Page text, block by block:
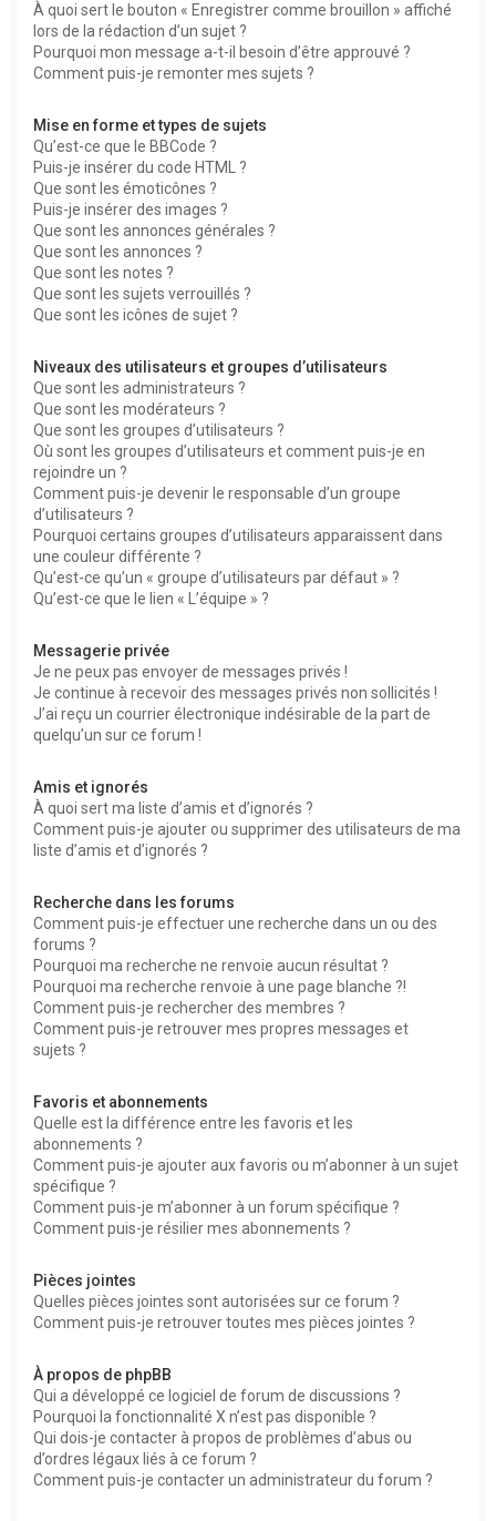
À quoi sert le bouton « Enregistrer comme brouillon » affiché
lors de la rédaction d’un sujet ?
Pourquoi mon message a-t-il besoin d’être approuvé ?
Comment puis-je remonter mes sujets ?
Mise en forme et types de sujets
Qu’est-ce que le BBCode ?
Puis-je insérer du code HTML ?
Que sont les émoticônes ?
Puis-je insérer des images ?
Que sont les annonces générales ?
Que sont les annonces ?
Que sont les notes ?
Que sont les sujets verrouillés ?
Que sont les icônes de sujet ?
Niveaux des utilisateurs et groupes d’utilisateurs
Que sont les administrateurs ?
Que sont les modérateurs ?
Que sont les groupes d’utilisateurs ?
Où sont les groupes d’utilisateurs et comment puis-je en
rejoindre un ?
Comment puis-je devenir le responsable d’un groupe
d’utilisateurs ?
Pourquoi certains groupes d’utilisateurs apparaissent dans
une couleur différente ?
Qu’est-ce qu’un « groupe d’utilisateurs par défaut » ?
Qu’est-ce que le lien « L’équipe » ?
Messagerie privée
Je ne peux pas envoyer de messages privés !
Je continue à recevoir des messages privés non sollicités !
J’ai reçu un courrier électronique indésirable de la part de
quelqu’un sur ce forum !
Amis et ignorés
À quoi sert ma liste d’amis et d’ignorés ?
Comment puis-je ajouter ou supprimer des utilisateurs de ma
liste d’amis et d’ignorés ?
Recherche dans les forums
Comment puis-je effectuer une recherche dans un ou des
forums ?
Pourquoi ma recherche ne renvoie aucun résultat ?
Pourquoi ma recherche renvoie à une page blanche ?!
Comment puis-je rechercher des membres ?
Comment puis-je retrouver mes propres messages et
sujets ?
Favoris et abonnements
Quelle est la différence entre les favoris et les
abonnements ?
Comment puis-je ajouter aux favoris ou m’abonner à un sujet
spécifique ?
Comment puis-je m’abonner à un forum spécifique ?
Comment puis-je résilier mes abonnements ?
Pièces jointes
Quelles pièces jointes sont autorisées sur ce forum ?
Comment puis-je retrouver toutes mes pièces jointes ?
À propos de phpBB
Qui a développé ce logiciel de forum de discussions ?
Pourquoi la fonctionnalité X n’est pas disponible ?
Qui dois-je contacter à propos de problèmes d’abus ou
d’ordres légaux liés à ce forum ?
Comment puis-je contacter un administrateur du forum ?